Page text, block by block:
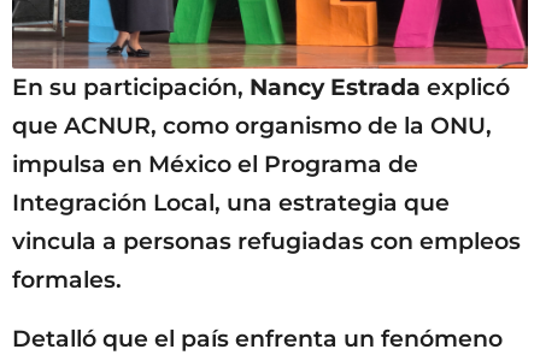
En su participación, Nancy Estrada explicó
que ACNUR, como organismo de la ONU,
impulsa en México el Programa de
Integración Local, una estrategia que
vincula a personas refugiadas con empleos
formales.
Detalló que el país enfrenta un fenómeno